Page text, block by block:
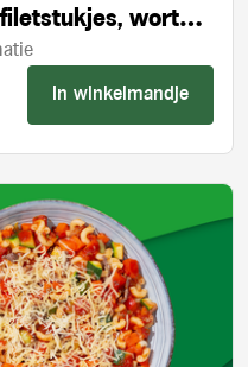
wortel
In winkelmandje